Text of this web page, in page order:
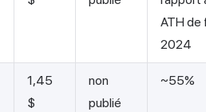
ATH de
2024
1,45
$
non
publié
~55%